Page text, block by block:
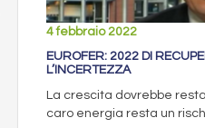
4 febbraio 2022
EUROFER: 2022 DI
L’INCERTEZZA
La crescita dovrebbe
caro energia resta un